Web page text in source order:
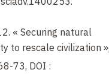
« Securing natural
to rescale civilization »,
73, DOI :